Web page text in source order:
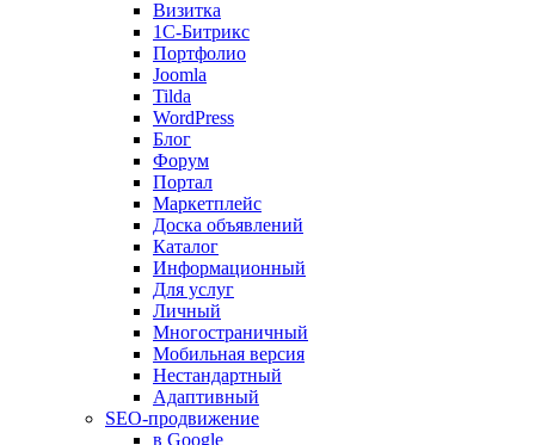
Визитка
1С-Битрикс
Портфолио
Joomla
Tilda
WordPress
Блог
Форум
Портал
Маркетплейс
Доска объявлений
Каталог
Информационный
Для услуг
Личный
Многостраничный
Мобильная версия
Нестандартный
Адаптивный
SEO-продвижение
в Google